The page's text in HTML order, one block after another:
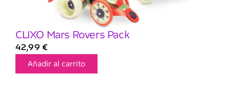
CLIXO Mars Rovers Pack
42,99 €
Añadir al carrito